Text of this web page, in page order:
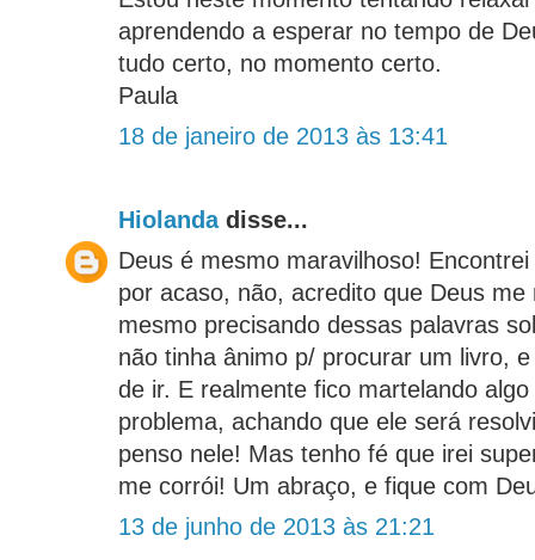
aprendendo a esperar no tempo de
tudo certo, no momento certo.
Paula
18 de janeiro de 2013 às 13:41
Hiolandadisse...
Deus é mesmo maravilhoso!
por acaso, não, acredito que Deus
mesmo precisando dessas palavras
não tinha ânimo p/ procurar um livro,
de ir. E realmente fico martelando
problema, achando que ele será
penso nele! Mas tenho fé que irei
me corrói! Um abraço, e fique com
13 de junho de 2013 às 21:21